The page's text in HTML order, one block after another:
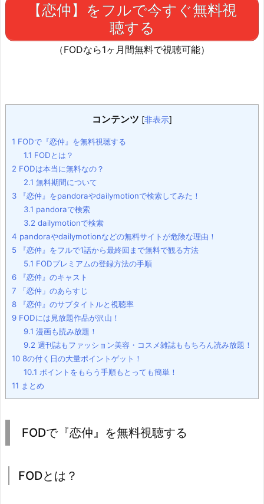
【恋仲】をフルで今すぐ無料視
聴する
（FODなら1ヶ月間無料で視聴可能）
コンテンツ [非表示]
1 FODで『恋仲』を無料視聴する
1.1 FODとは？
2 FODは本当に無料なの？
2.1 無料期間について
3 『恋仲』をpandoraやdailymotionで検索してみた！
3.1 pandoraで検索
3.2 dailymotionで検索
4 pandoraやdailymotionなどの無料サイトが危険な理由！
5 『恋仲』をフルで1話から最終回まで無料で観る方法
5.1 FODプレミアムの登録方法の手順
6 『恋仲』のキャスト
7 「恋仲」のあらすじ
8 『恋仲』のサブタイトルと視聴率
9 FODには見放題作品が沢山！
9.1 漫画も読み放題！
9.2 週刊誌もファッション美容・コスメ雑誌ももちろん読み放題！
10 8の付く日の大量ポイントゲット！
10.1 ポイントをもらう手順もとっても簡単！
11 まとめ
FODで『恋仲』を無料視聴する
FODとは？